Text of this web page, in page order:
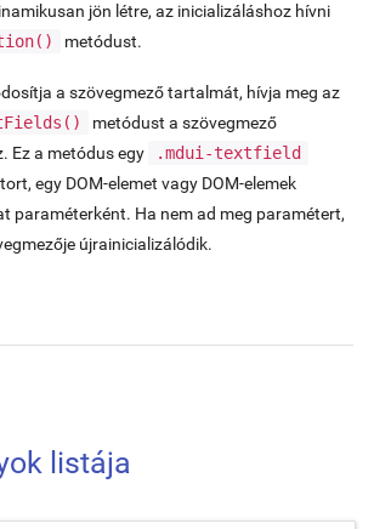
jön létre, az inicializáláshoz hívni
metódust.
a szövegmező tartalmát, hívja meg az
metódust a szövegmező
Ez a metódus egy
.mdui-textfield
egy DOM-elemet vagy DOM-elemek
paraméterként. Ha nem ad meg paramétert,
újrainicializálódik.
listája